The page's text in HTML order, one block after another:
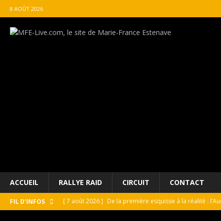
8 AOÛT 2026
ACCUEIL RALLYE RAID CIRCUIT CONTACT
FIL D'INFOS [ 7 août 2026 ] De la première esquisse à la réalité :